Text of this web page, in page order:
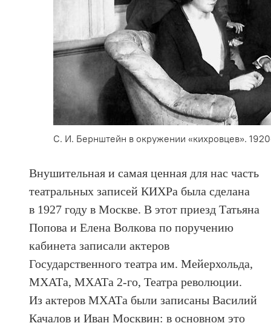
С. И. Бернштейн в окружении «кихровцев».
Внушительная и самая ценная для нас часть
театральных записей КИХРа была сделана
в 1927 году в Москве. В этот приезд Татьяна
Попова и Елена Волкова по поручению
кабинета записали актеров
Государственного театра им. Мейерхольда,
МХАТа, МХАТа 2-го, Театра революции.
Из актеров МХАТа были записаны Василий
Качалов и Иван Москвин: в основном это